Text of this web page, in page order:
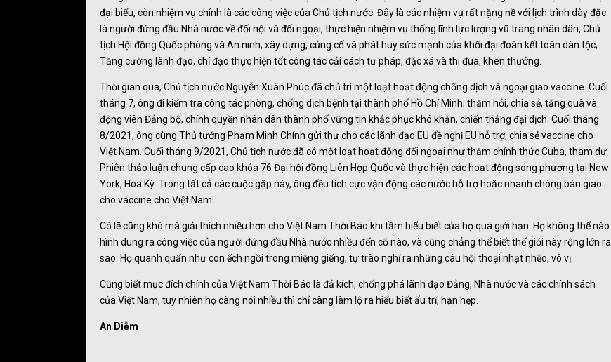
đại biểu, còn nhiệm vụ chính là các công việc của Chủ tịch nước. Đây là các nhiệm vụ rất nặng nề với lịch trình dày đặc:
là người đứng đầu Nhà nước về đối nội và đối ngoại, thực hiện nhiệm vụ thống lĩnh lực lượng vũ trang nhân dân, Chủ
tịch Hội đồng Quốc phòng và An ninh; xây dựng, củng cố và phát huy sức mạnh của khối đại đoàn kết toàn dân tộc;
Tăng cường lãnh đạo, chỉ đạo thực hiện tốt công tác cải cách tư pháp, đặc xá và thi đua, khen thưởng.
Thời gian qua, Chủ tịch nước Nguyễn Xuân Phúc đã chủ trì một loạt hoạt động chống dịch và ngoại giao vaccine. Cuối
tháng 7, ông đi kiểm tra công tác phòng, chống dịch bệnh tại thành phố Hồ Chí Minh; thăm hỏi, chia sẻ, tặng quà và
động viên Đảng bộ, chính quyền nhân dân thành phố vững tin khắc phục khó khăn, chiến thắng đại dịch. Cuối tháng
8/2021, ông cùng Thủ tướng Phạm Minh Chính gửi thư cho các lãnh đạo EU đề nghị EU hỗ trợ, chia sẻ vaccine cho
Việt Nam. Cuối tháng 9/2021, Chủ tịch nước đã có một loạt hoạt động đối ngoại như thăm chính thức Cuba, tham dự
Phiên thảo luận chung cấp cao khóa 76 Đại hội đồng Liên Hợp Quốc và thực hiện các hoạt động song phương tại New
York, Hoa Kỳ. Trong tất cả các cuộc gặp này, ông đều tích cực vận động các nước hỗ trợ hoặc nhanh chóng bàn giao
cho vaccine cho Việt Nam.
Có lẽ cũng khó mà giải thích nhiều hơn cho Việt Nam Thời Báo khi tầm hiểu biết của họ quá giới hạn. Họ không thể nào
hình dung ra công việc của người đứng đầu Nhà nước nhiều đến cỡ nào, và cũng chẳng thể biết thế giới này rộng lớn ra
sao. Họ quanh quẩn như con ếch ngồi trong miệng giếng, tự trào nghĩ ra những câu hội thoại nhạt nhẽo, vô vị.
Cũng biết mục đích chính của Việt Nam Thời Báo là đả kích, chống phá lãnh đạo Đảng, Nhà nước và các chính sách
của Việt Nam, tuy nhiên họ càng nói nhiều thì chỉ càng làm lộ ra hiểu biết ấu trĩ, hạn hẹp.
An Diễm